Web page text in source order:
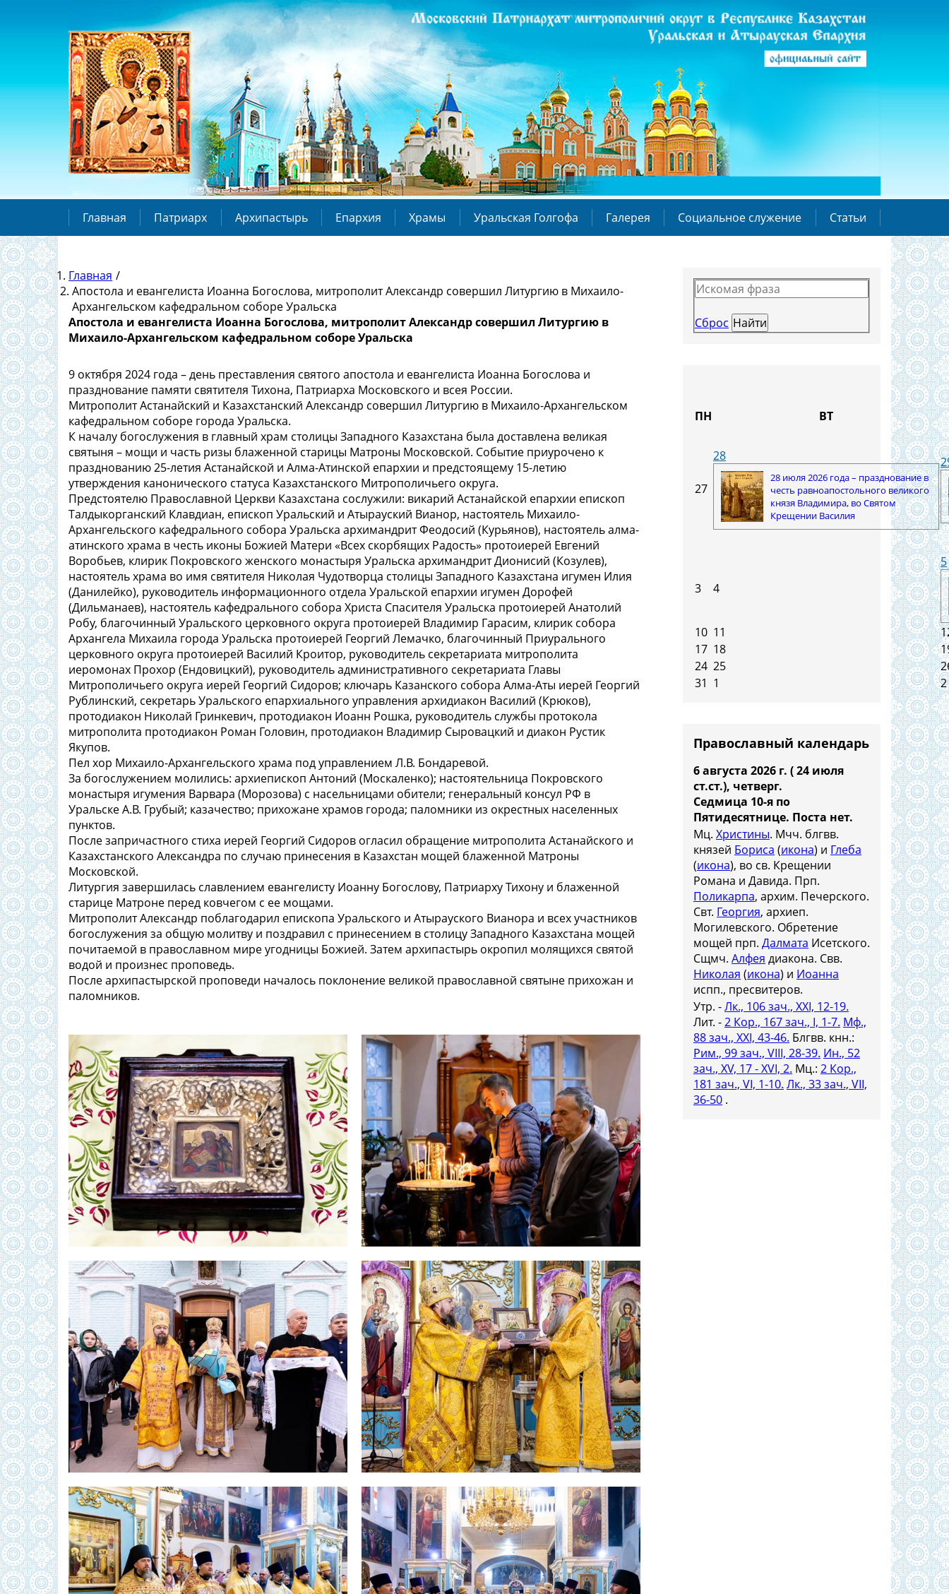
Главная Патриарх Архипастырь Епархия Храмы Уральская Голгофа Галерея Социальное служение Статьи
Главная /
Апостола и евангелиста Иоанна Богослова, митрополит Александр совершил Литургию в Михаило-
Архангельском кафедральном соборе Уральска
Апостола и евангелиста Иоанна Богослова, митрополит Александр совершил Литургию в
Михаило-Архангельском кафедральном соборе Уральска
9 октября 2024 года – день преставления святого апостола и евангелиста Иоанна Богослова и
празднование памяти святителя Тихона, Патриарха Московского и всея России.
Митрополит Астанайский и Казахстанский Александр совершил Литургию в Михаило-Архангельском
кафедральном соборе города Уральска.
К началу богослужения в главный храм столицы Западного Казахстана была доставлена великая
святыня – мощи и часть ризы блаженной старицы Матроны Московской. Событие приурочено к
празднованию 25-летия Астанайской и Алма-Атинской епархии и предстоящему 15-летию
утверждения канонического статуса Казахстанского Митрополичьего округа.
Предстоятелю Православной Церкви Казахстана сослужили: викарий Астанайской епархии епископ
Талдыкорганский Клавдиан, епископ Уральский и Атырауский Вианор, настоятель Михаило-
Архангельского кафедрального собора Уральска архимандрит Феодосий (Курьянов), настоятель алма-
атинского храма в честь иконы Божией Матери «Всех скорбящих Радость» протоиерей Евгений
Воробьев, клирик Покровского женского монастыря Уральска архимандрит Дионисий (Козулев),
настоятель храма во имя святителя Николая Чудотворца столицы Западного Казахстана игумен Илия
(Данилейко), руководитель информационного отдела Уральской епархии игумен Дорофей
(Дильманаев), настоятель кафедрального собора Христа Спасителя Уральска протоиерей Анатолий
Робу, благочинный Уральского церковного округа протоиерей Владимир Гарасим, клирик собора
Архангела Михаила города Уральска протоиерей Георгий Лемачко, благочинный Приурального
церковного округа протоиерей Василий Кроитор, руководитель секретариата митрополита
иеромонах Прохор (Ендовицкий), руководитель административного секретариата Главы
Митрополичьего округа иерей Георгий Сидоров; ключарь Казанского собора Алма-Аты иерей Георгий
Рублинский, секретарь Уральского епархиального управления архидиакон Василий (Крюков),
протодиакон Николай Гринкевич, протодиакон Иоанн Рошка, руководитель службы протокола
митрополита протодиакон Роман Головин, протодиакон Владимир Сыровацкий и диакон Рустик
Якупов.
Пел хор Михаило-Архангельского храма под управлением Л.В. Бондаревой.
За богослужением молились: архиепископ Антоний (Москаленко); настоятельница Покровского
монастыря игумения Варвара (Морозова) с насельницами обители; генеральный консул РФ в
Уральске А.В. Грубый; казачество; прихожане храмов города; паломники из окрестных населенных
пунктов.
После запричастного стиха иерей Георгий Сидоров огласил обращение митрополита Астанайского и
Казахстанского Александра по случаю принесения в Казахстан мощей блаженной Матроны
Московской.
Литургия завершилась славлением евангелисту Иоанну Богослову, Патриарху Тихону и блаженной
старице Матроне перед ковчегом с ее мощами.
Митрополит Александр поблагодарил епископа Уральского и Атырауского Вианора и всех участников
богослужения за общую молитву и поздравил с принесением в столицу Западного Казахстана мощей
почитаемой в православном мире угодницы Божией. Затем архипастырь окропил молящихся святой
водой и произнес проповедь.
После архипастырской проповеди началось поклонение великой православной святыне прихожан и
паломников.
Сброс
ПН ВТ
27
28
28 июля 2026 года – празднование в
честь равноапостольного великого
князя Владимира, во Святом
Крещении Василия
3 4
5
10 11
17 18
24 25
31 1 2
Православный календарь
6 августа 2026 г. ( 24 июля
ст.ст.), четверг.
Седмица 10-я по
Пятидесятнице. Поста нет.
Мц. Христины. Мчч. блгвв.
князей Бориса (икона) и Глеба
(икона), во св. Крещении
Романа и Давида. Прп.
Поликарпа, архим. Печерского.
Свт. Георгия, архиеп.
Могилевского. Обретение
мощей прп. Далмата Исетского.
Сщмч. Алфея диакона. Свв.
Николая (икона) и Иоанна
испп., пресвитеров.
Утр. -Лк., 106 зач., XXI, 12-19.
Лит. -2 Кор., 167 зач., I, 1-7. Мф.,
88 зач., XXI, 43-46. Блгвв. кнн.:
Рим., 99 зач., VIII, 28-39. Ин., 52
зач., XV, 17 - XVI, 2. Мц.: 2 Кор.,
181 зач., VI, 1-10. Лк., 33 зач., VII,
36-50 .